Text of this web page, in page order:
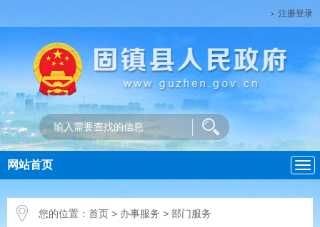
注册登录
导
航
网站首页
您的位置： 首页 > 办事服务 > 部门服务